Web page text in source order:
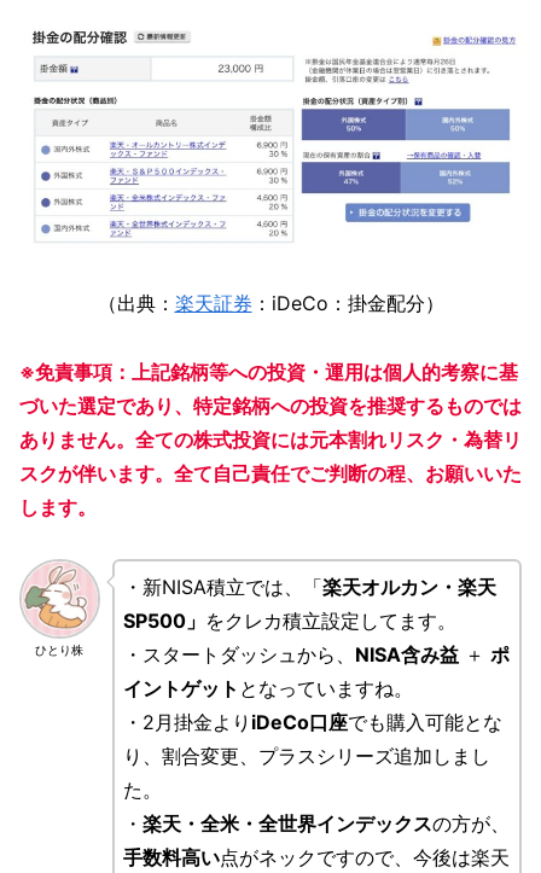
（出典： 楽天証券 ：iDeCo：掛金配分）
※免責事項：上記銘柄等への投資・運用は個人的考察に基
づいた選定であり、特定銘柄への投資を推奨するものでは
ありません。全ての株式投資には元本割れリスク・為替リ
スクが伴います。全て自己責任でご判断の程、お願いいた
します。
ひとり株
・新NISA積立では、「楽天オルカン・楽天
SP500」 をクレカ積立設定してます。
・スタートダッシュから、 NISA含み益＋ ポ
イントゲット となっていますね。
・2月掛金より iDeCo口座でも購入可能とな
り、割合変更、プラスシリーズ追加しまし
た。
・ 楽天・全米・全世界インデックスの方が、
手数料高い点がネックですので、今後は楽天